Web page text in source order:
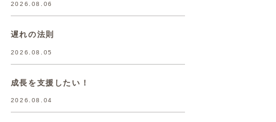
2026.08.06
遅れの法則
2026.08.05
成長を支援したい！
2026.08.04